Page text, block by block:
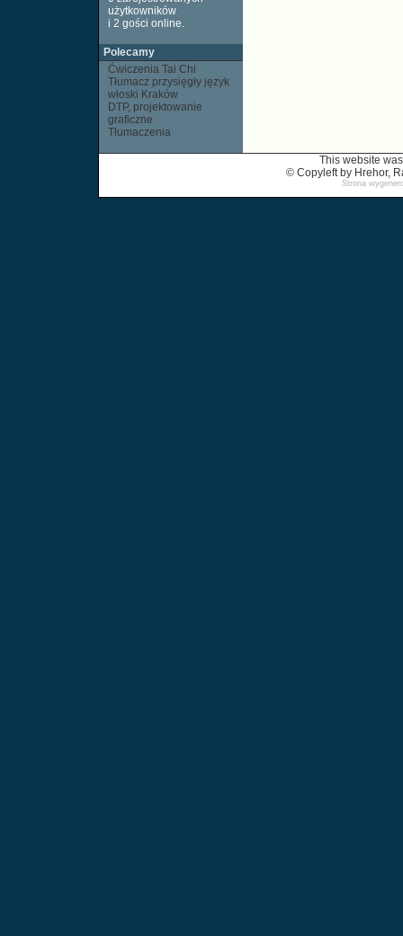
użytkowników
i 2 gości online.
Polecamy
Ćwiczenia Tai Chi
Tłumacz przysięgły język
włoski Kraków
DTP, projektowanie
graficzne
Tłumaczenia
This website
© Copyleft by Hrehor,
Strona